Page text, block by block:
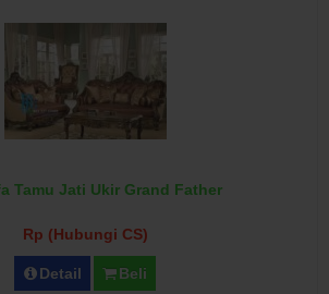
Tamu Jati Ukir Grand Father
Rp (Hubungi CS)
Detail Beli